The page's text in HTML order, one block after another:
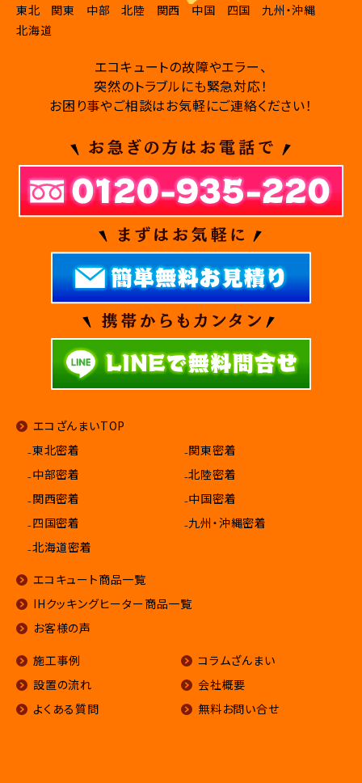
東北 関東 中部 北陸 関西 中国 四国
九州・沖縄
北海道
エコキュートの故障やエラー、
突然のトラブルにも緊急対応！
お困り事やご相談はお気軽にご連絡ください！
エコざんまいTOP
₋東北密着
₋関東密着
₋中部密着
₋北陸密着
₋関西密着
₋中国密着
₋四国密着
₋九州・沖縄密着
₋北海道密着
エコキュート商品一覧
IHクッキングヒーター商品一覧
お客様の声
施工事例
設置の流れ
よくある質問
コラムざんまい
会社概要
無料お問い合せ